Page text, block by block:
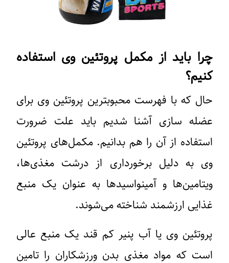
چرا باید از مکمل پروتئین وی استفاده
کنیم؟
حال که با فهرست محبوبترین پروتئین وی برای
عضله سازی آشنا شدیم باید علت ضرورت
استفاده از آن را هم بدانیم. مکمل‌های پروتئین
وی به دلیل برخورداری از درشت مغذی‌ها،
ویتامین‌ها و آمینواسیدها به عنوان یک منبع
غذایی ارزشمند شناخته می‌شوند.
پروتئین وی یا آب پنیر کم قند یک منبع عالی
است که مواد مغذی بدن ورزشکاران را تامین